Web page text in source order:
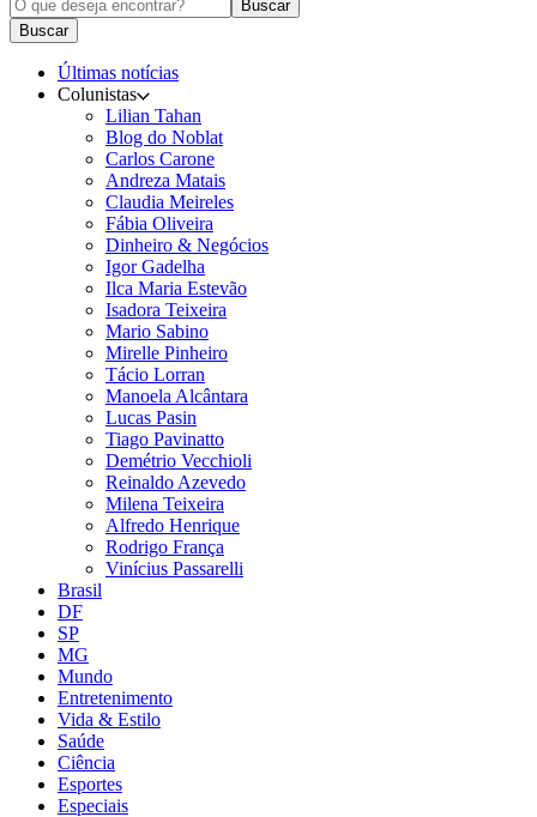
Buscar
Buscar
Últimas notícias
Colunistas
Lilian Tahan
Blog do Noblat
Carlos Carone
Andreza Matais
Claudia Meireles
Fábia Oliveira
Dinheiro & Negócios
Igor Gadelha
Ilca Maria Estevão
Isadora Teixeira
Mario Sabino
Mirelle Pinheiro
Tácio Lorran
Manoela Alcântara
Lucas Pasin
Tiago Pavinatto
Demétrio Vecchioli
Reinaldo Azevedo
Milena Teixeira
Alfredo Henrique
Rodrigo França
Vinícius Passarelli
Brasil
DF
SP
MG
Mundo
Entretenimento
Vida & Estilo
Saúde
Ciência
Esportes
Especiais